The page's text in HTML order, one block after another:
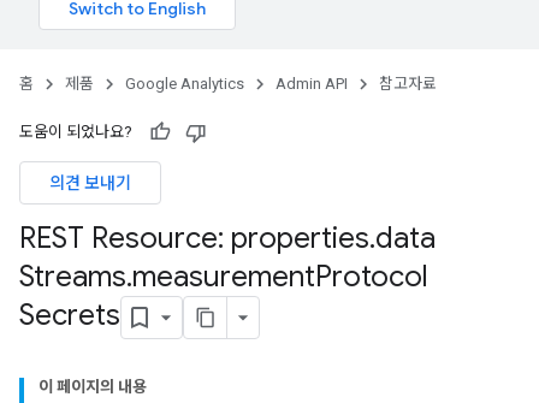
홈 제품 Google Analytics Admin API 참고자료
도움이 되었나요?
의견 보내기
REST Resource: properties.data
Streams.measurementProtocol
Secrets
이 페이지의 내용